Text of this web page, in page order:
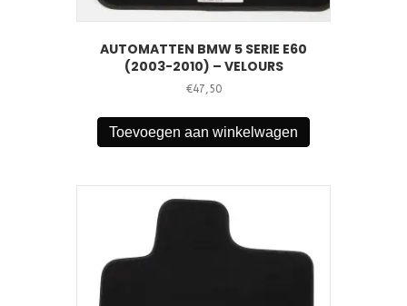
AUTOMATTEN BMW 5 SERIE E60
(2003-2010) – VELOURS
€47,50
Toevoegen aan winkelwagen